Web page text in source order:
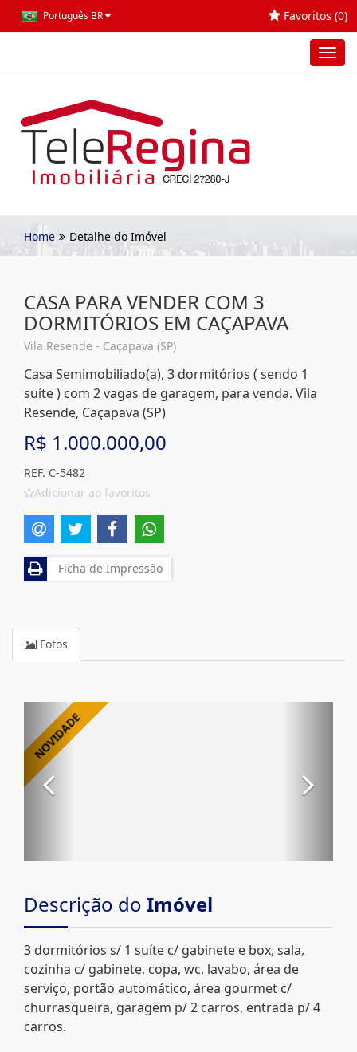
Português BR Favoritos (0)
Home Detalhe do Imóvel
CASA PARA VENDER COM 3
DORMITÓRIOS EM CAÇAPAVA
Vila Resende - Caçapava (SP)
Casa Semimobiliado(a), 3 dormitórios ( sendo 1
suíte ) com 2 vagas de garagem, para venda. Vila
Resende, Caçapava (SP)
R$ 1.000.000,00
REF. C-5482
Adicionar ao favoritos
Ficha de Impressão
Fotos
Descrição do Imóvel
3 dormitórios s/ 1 suíte c/ gabinete e box, sala,
cozinha c/ gabinete, copa, wc, lavabo, área de
serviço, portão automático, área gourmet c/
churrasqueira, garagem p/ 2 carros, entrada p/ 4
carros.